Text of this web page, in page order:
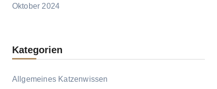
Oktober 2024
Kategorien
Allgemeines Katzenwissen